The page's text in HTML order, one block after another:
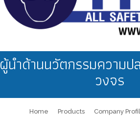
นำด้านนวัตกรรมความ
วงจร
Home Products Company